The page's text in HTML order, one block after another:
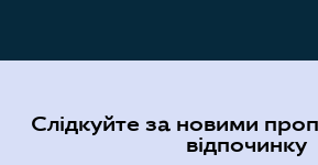
Слідкуйте за новими
відпочинку